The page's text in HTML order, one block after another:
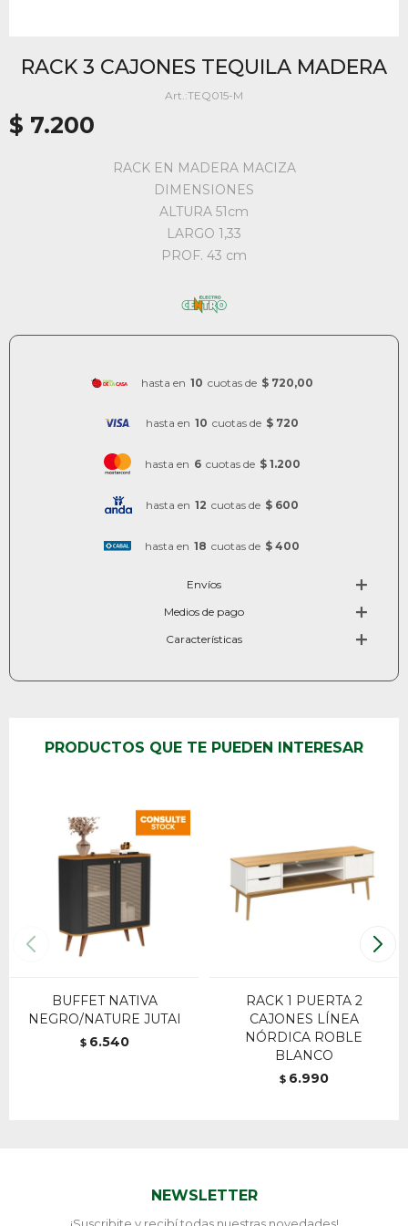
RACK 3 CAJONES TEQUILA MADERA
TEQ015-M
$ 7.200
RACK EN MADERA MACIZA
DIMENSIONES
ALTURA 51cm
LARGO 1,33
PROF. 43 cm
hasta en 10 cuotas de $ 720,00
hasta en 10 cuotas de $ 720
hasta en 6 cuotas de $ 1.200
hasta en 12 cuotas de $ 600
hasta en 18 cuotas de $ 400
Envíos
Medios de pago
Características
PRODUCTOS QUE TE PUEDEN INTERESAR
BUFFET NATIVA
NEGRO/NATURE JUTAI
$ 6.540
RACK 1 PUERTA 2
CAJONES LÍNEA
NÓRDICA ROBLE
BLANCO
$ 6.990
NEWSLETTER